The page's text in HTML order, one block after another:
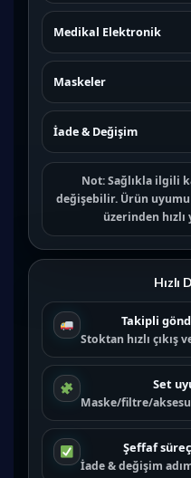
Medikal Elektronik
Maskeler
İade & Değişim
Not:Sağlıkla ilgili
değişebilir. Ürün
üzerinden
Hızlı
Takipli
Stoktan hızlı çıkış
Set
Maske/filtre/
Şeffaf süreç
İade & değişim